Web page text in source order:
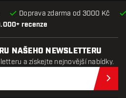
recenze
Doprava zdarma od 3000 Kč
NAŠEHO NEWSLETTERU
a získejte nejnovější nabídky.